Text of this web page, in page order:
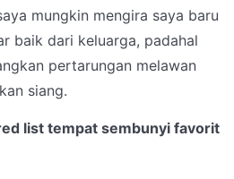
mungkin mengira saya baru
baik dari keluarga, padahal
pertarungan melawan
siang.
list tempat sembunyi favorit